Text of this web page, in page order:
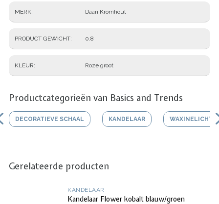
MERK Daan Kromhout
PRODUCT GEWICHT 0.8
KLEUR Roze groot
Productcategorieën van Basics and Trends
DECORATIEVE SCHAAL KANDELAAR
Gerelateerde producten
KANDELAAR
Kandelaar Flower kobalt blauw/groen